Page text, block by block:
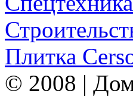
Плитка
© 2008 |